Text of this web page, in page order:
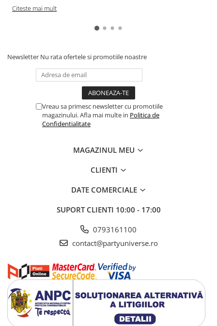
Citeste mai mult
Newsletter Nu rata ofertele si promotiile noastre
Vreau sa primesc newsletter cu promotiile
magazinului. Afla mai multe in Politica de
Confidentialitate
MAGAZINUL MEU
CLIENTI
DATE COMERCIALE
SUPORT CLIENTI 10:00 - 17:00
0793161100
contact@partyuniverse.ro